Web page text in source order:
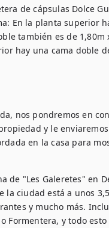
de cápsulas Dolce
En la planta superior
también es de 1,80m
hay una cama doble
nos pondremos en
y le
"Les Galeretes" en
la ciudad está a unos
y mucho más.
Formentera, y todo